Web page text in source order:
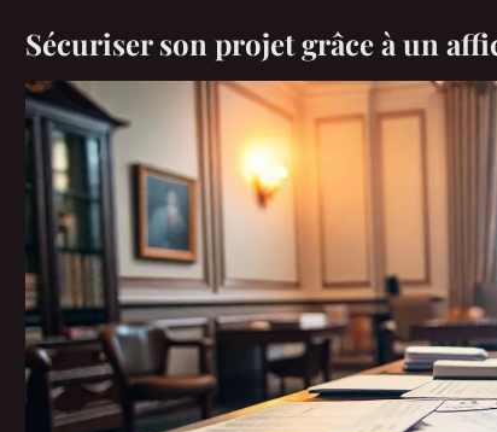
Sécuriser son projet grâce à un